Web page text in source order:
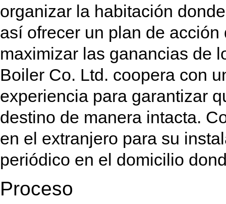
organizar la habitación
así ofrecer un plan de
maximizar las ganancias de
Boiler Co. Ltd. coopera con
experiencia para garantizar
destino de manera intacta.
en el extranjero para su
periódico en el domicilio
Proceso